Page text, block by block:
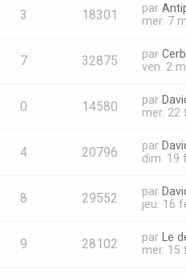
3 18301 par
mer. 7
7 32875 par
ven. 2
0 14580 par
mer. 22
4 20796 par
dim. 19
8 29552 par
jeu. 16
9 28102 par
Le
mer. 15